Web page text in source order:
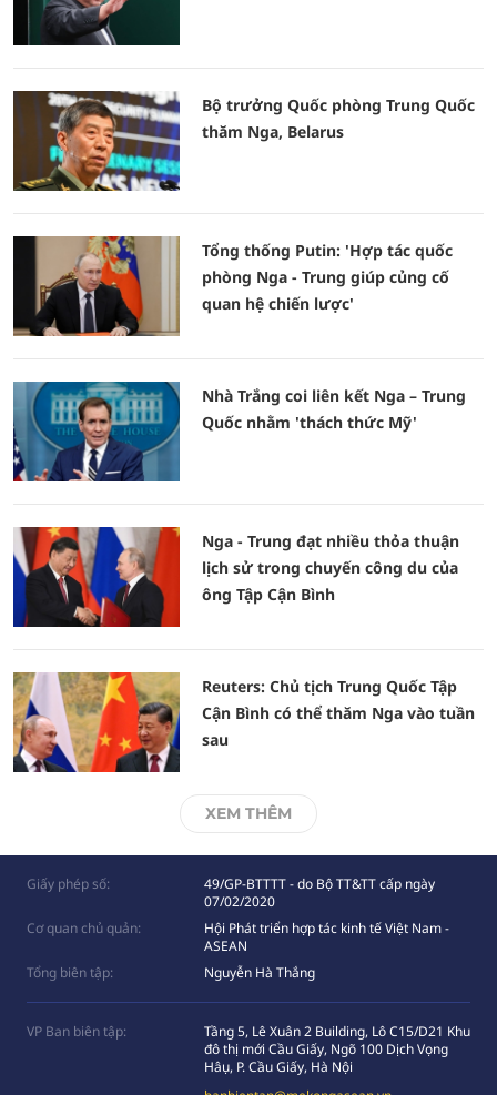
Bộ trưởng Quốc phòng Trung Quốc
thăm Nga, Belarus
Tổng thống Putin: 'Hợp tác quốc
phòng Nga - Trung giúp củng cố
quan hệ chiến lược'
Nhà Trắng coi liên kết Nga – Trung
Quốc nhằm 'thách thức Mỹ'
Nga - Trung đạt nhiều thỏa thuận
lịch sử trong chuyến công du của
ông Tập Cận Bình
Reuters: Chủ tịch Trung Quốc Tập
Cận Bình có thể thăm Nga vào tuần
sau
XEM THÊM
Giấy phép số:
49/GP-BTTTT - do Bộ TT&TT cấp ngày
07/02/2020
Cơ quan chủ quản:
Hội Phát triển hợp tác kinh tế Việt Nam -
ASEAN
Tổng biên tập:
Nguyễn Hà Thắng
VP Ban biên tập:
Tầng 5, Lê Xuân 2 Building, Lô C15/D21 Khu
đô thị mới Cầu Giấy, Ngõ 100 Dịch Vọng
Hâụ, P. Cầu Giấy, Hà Nội